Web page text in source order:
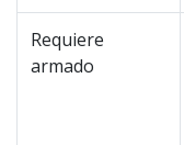
Requiere
armado